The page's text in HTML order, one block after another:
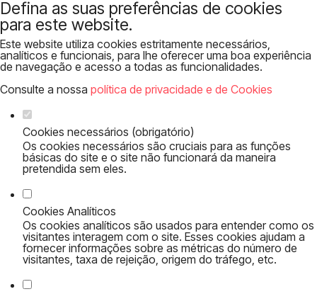
Defina as suas preferências de cookies
para este website.
Este website utiliza cookies estritamente necessários,
analíticos e funcionais, para lhe oferecer uma boa experiência
de navegação e acesso a todas as funcionalidades.
Consulte a nossa política de privacidade e de Cookies
Cookies necessários (obrigatório)
Os cookies necessários são cruciais para as funções
básicas do site e o site não funcionará da maneira
pretendida sem eles.
Cookies Analíticos
Os cookies analíticos são usados para entender como os
visitantes interagem com o site. Esses cookies ajudam a
fornecer informações sobre as métricas do número de
visitantes, taxa de rejeição, origem do tráfego, etc.